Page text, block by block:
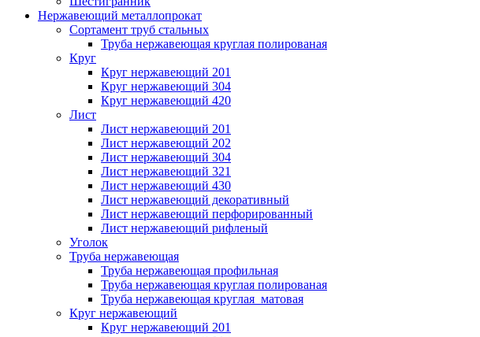
Нержавеющий металлопрокат
Сортамент труб стальных
Труба нержавеющая круглая полированая
Круг
Круг нержавеющий 201
Круг нержавеющий 304
Круг нержавеющий 420
Лист
Лист нержавеющий 201
Лист нержавеющий 202
Лист нержавеющий 304
Лист нержавеющий 321
Лист нержавеющий 430
Лист нержавеющий декоративный
Лист нержавеющий перфорированный
Лист нержавеющий рифленый
Уголок
Труба нержавеющая
Труба нержавеющая профильная
Труба нержавеющая круглая полированая
Труба нержавеющая круглая матовая
Круг нержавеющий
Круг нержавеющий 201